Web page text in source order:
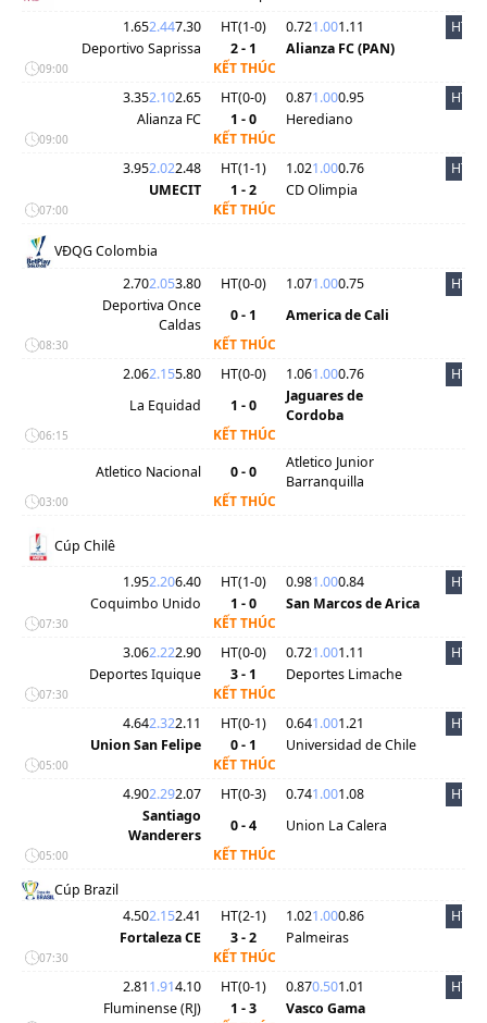
1.652.447.30 HT(1-0) 0.721.001.11
HT
Deportivo Saprissa
2 - 1 Alianza FC (PAN)
09:00
KẾT THÚC
3.352.102.65 HT(0-0) 0.871.000.95
HT
Alianza FC
1 - 0 Herediano
09:00
KẾT THÚC
3.952.022.48 HT(1-1) 1.021.000.76
HT
UMECIT
1 - 2 CD Olimpia
07:00 KẾT THÚC
VĐQG Colombia
2.702.053.80 HT(0-0) 1.071.000.75
HT
Deportiva Once
Caldas
0 - 1 America de Cali
08:30
KẾT THÚC
2.062.155.80 HT(0-0) 1.061.000.76
HT
La Equidad
1 - 0
Jaguares de
Cordoba
06:15
KẾT THÚC
Atletico Nacional
0 - 0
Atletico Junior
Barranquilla
03:00 KẾT THÚC
Cúp Chilê
1.952.206.40 HT(1-0) 0.981.000.84
HT
Coquimbo Unido
1 - 0 San Marcos de Arica
07:30
KẾT THÚC
3.062.222.90 HT(0-0) 0.721.001.11
HT
Deportes Iquique
3 - 1 Deportes Limache
07:30
KẾT THÚC
4.642.322.11 HT(0-1) 0.641.001.21
HT
Union San Felipe
0 - 1 Universidad de Chile
05:00
KẾT THÚC
4.902.292.07 HT(0-3) 0.741.001.08
HT
Santiago
Wanderers
0 - 4 Union La Calera
05:00
KẾT THÚC
Cúp Brazil
4.502.152.41 HT(2-1) 1.021.000.86
HT
Fortaleza CE
3 - 2 Palmeiras
07:30
KẾT THÚC
2.811.914.10 HT(0-1) 0.870.501.01
HT
Fluminense (RJ)
1 - 3 Vasco Gama